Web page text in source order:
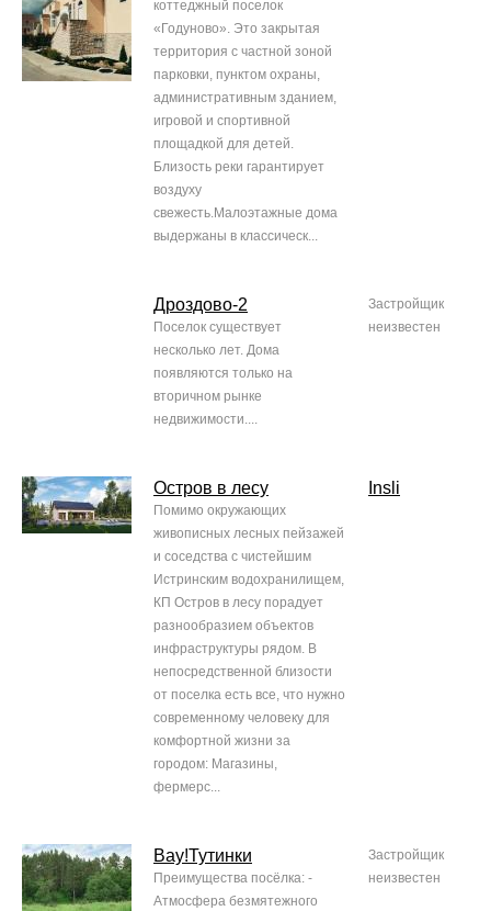
коттеджный поселок
«Годуново». Это закрытая
территория с частной зоной
парковки, пунктом охраны,
административным зданием,
игровой и спортивной
площадкой для детей.
Близость реки гарантирует
воздуху
свежесть.Малоэтажные дома
выдержаны в классическ...
Дроздово-2
Поселок существует
несколько лет. Дома
появляются только на
вторичном рынке
недвижимости....
Застройщик
неизвестен
Остров в лесу
Помимо окружающих
живописных лесных пейзажей
и соседства с чистейшим
Истринским водохранилищем,
КП Остров в лесу порадует
разнообразием объектов
инфраструктуры рядом. В
непосредственной близости
от поселка есть все, что нужно
современному человеку для
комфортной жизни за
городом: Магазины,
фермерс...
Insli
Вау!Тутинки
Преимущества посёлка: -
Атмосфера безмятежного
Застройщик
неизвестен